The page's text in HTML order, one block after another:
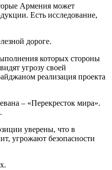
Армения может
Есть исследование,
дороге.
которых стороны
угрозу своей
реализация проекта
– «Перекресток мира».
уверены, что в
угрожают безопасности